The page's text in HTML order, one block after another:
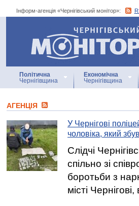
Інформ-агенція «Чернігівський монітор»:
Інформ-агенція
«Чернігівський
Політична
Чернігівщина
Економічна
Чернігівщина
АГЕНЦIЯ
У Чернігові
чоловіка, який
Слідчі
спільно зі
боротьби з
місті